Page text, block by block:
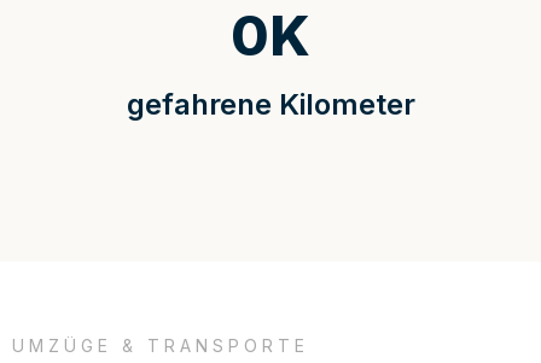
gefahrene Kilometer
0K
UMZÜGE & TRANSPORTE